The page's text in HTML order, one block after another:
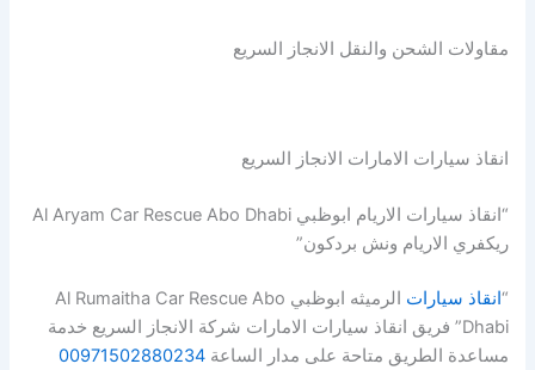
مقاولات الشحن والنقل الانجاز السريع
انقاذ سيارات الامارات الانجاز السريع
“انقاذ سيارات الاريام ابوظبي Al Aryam Car Rescue Abo Dhabi
ريكفري الاريام ونش بردكون”
“انقاذ سيارات
الرميثه ابوظبي Al Rumaitha Car Rescue Abo
Dhabi” فريق انقاذ سيارات الامارات شركة الانجاز السريع خدمة
مساعدة الطريق متاحة على مدار الساعة00971502880234